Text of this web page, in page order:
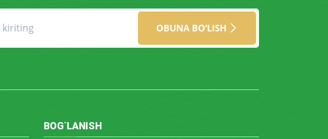
OBUNA BO‘LISH
BOG`LANISH